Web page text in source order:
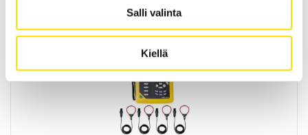
Salli valinta
Kiellä